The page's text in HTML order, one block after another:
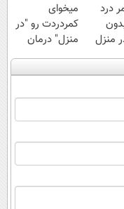
درد
منزل
کن✅
پر
میخوای
کمردردت رو "در
منزل" درمان
کنی؟ (◂فیلم +
◂پرسش‌نامه)